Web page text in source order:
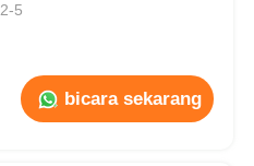
5
bicara sekarang